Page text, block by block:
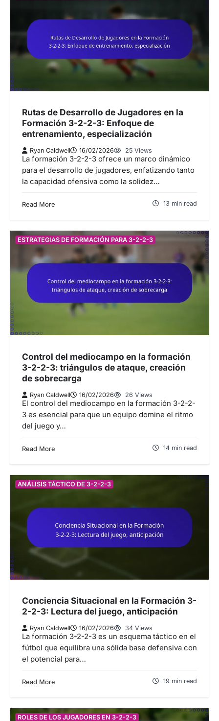
Rutas de Desarrollo de Jugadores en la
Formación 3-2-2-3: Enfoque de
entrenamiento, especialización
Ryan Caldwell 16/02/2026 25 Views
La formación 3-2-2-3 ofrece un marco dinámico
para el desarrollo de jugadores, enfatizando tanto
la capacidad ofensiva como la solidez…
Read More 13 min read
ESTRATEGIAS DE FORMACIÓN PARA 3-2-2-3
Control del mediocampo en la formación
3-2-2-3: triángulos de ataque, creación
de sobrecarga
Ryan Caldwell 16/02/2026 26 Views
El control del mediocampo en la formación 3-2-2-
3 es esencial para que un equipo domine el ritmo
del juego y…
Read More 14 min read
ANÁLISIS TÁCTICO DE 3-2-2-3
Conciencia Situacional en la Formación 3-
2-2-3: Lectura del juego, anticipación
Ryan Caldwell 16/02/2026 34 Views
La formación 3-2-2-3 es un esquema táctico en el
fútbol que equilibra una sólida base defensiva con
el potencial para…
Read More 19 min read
ROLES DE LOS JUGADORES EN 3-2-2-3